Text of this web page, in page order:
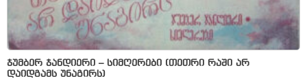
ჯუმბერ ჯანდიერი – სიმღერები (თეთრი რაში არ
დაიდგამს უნაგირს)